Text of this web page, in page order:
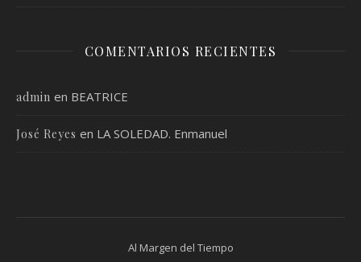
COMENTARIOS RECIENTES
admin en BEATRICE
José Reyes en LA SOLEDAD. Enmanuel
Al Margen del Tiempo